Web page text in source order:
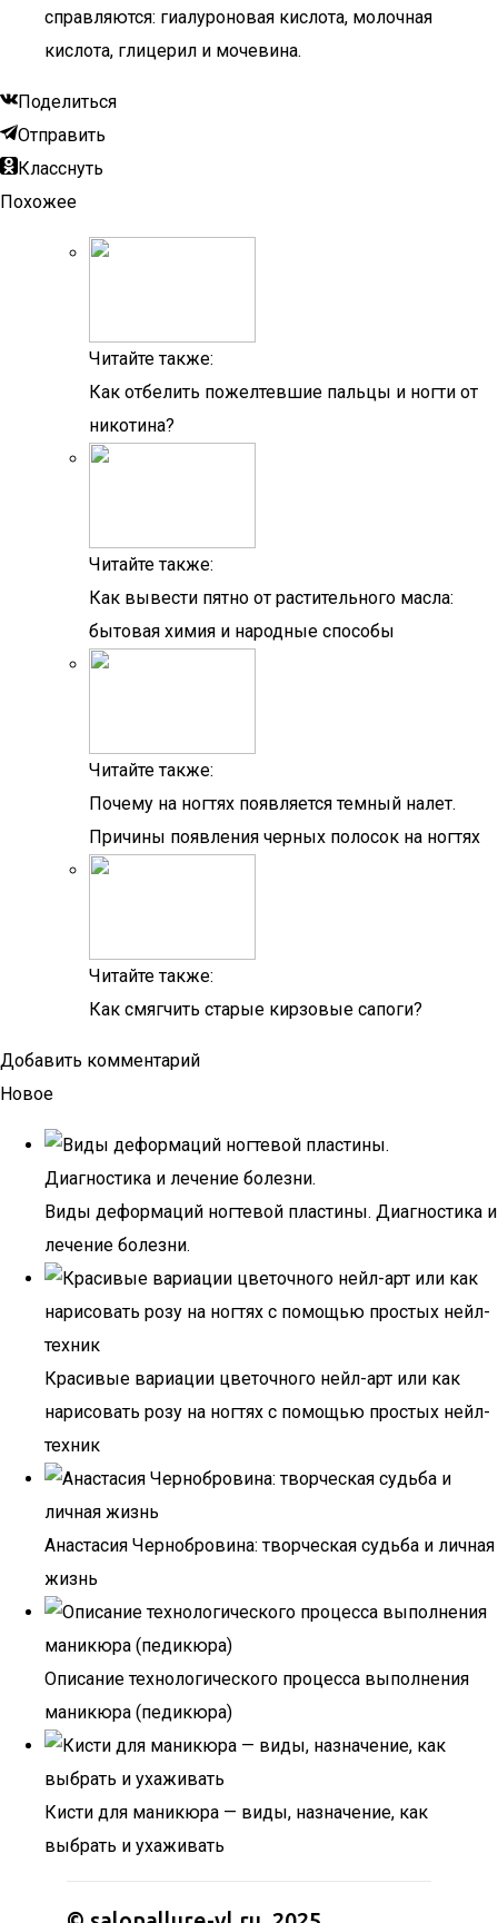
справляются: гиалуроновая кислота, молочная
кислота, глицерил и мочевина.
Поделиться
Отправить
Класснуть
Похожее
Читайте также:
Как отбелить пожелтевшие пальцы и ногти от
никотина?
Читайте также:
Как вывести пятно от растительного масла:
бытовая химия и народные способы
Читайте также:
Почему на ногтях появляется темный налет.
Причины появления черных полосок на ногтях
Читайте также:
Как смягчить старые кирзовые сапоги?
Добавить комментарий
Новое
Виды деформаций ногтевой пластины. Диагностика и
лечение болезни.
Красивые вариации цветочного нейл-арт или как
нарисовать розу на ногтях с помощью простых нейл-
техник
Анастасия Чернобровина: творческая судьба и личная
жизнь
Описание технологического процесса выполнения
маникюра (педикюра)
Кисти для маникюра — виды, назначение, как
выбрать и ухаживать